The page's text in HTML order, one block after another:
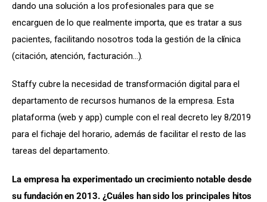
dando una solución a los profesionales para que se
encarguen de lo que realmente importa, que es tratar a sus
pacientes, facilitando nosotros toda la gestión de la clínica
(citación, atención, facturación…).
Staffy cubre la necesidad de transformación digital para el
departamento de recursos humanos de la empresa. Esta
plataforma (web y app) cumple con el real decreto ley 8/2019
para el fichaje del horario, además de facilitar el resto de las
tareas del departamento.
La empresa ha experimentado un crecimiento notable desde
su fundación en 2013. ¿Cuáles han sido los principales hitos